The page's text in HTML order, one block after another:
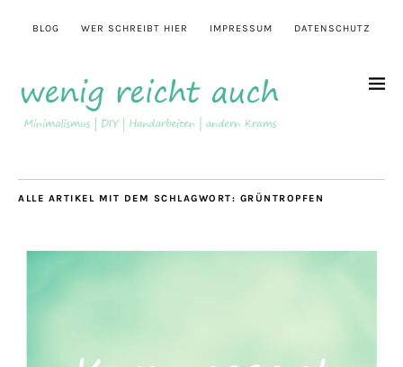
BLOG WER SCHREIBT HIER IMPRESSUM DATENSCHUTZ
ALLE ARTIKEL MIT DEM SCHLAGWORT: GRÜNTROPFEN